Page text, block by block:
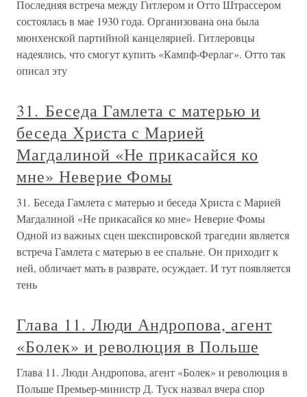
Последняя встреча между Гитлером и Отто Штрассером
состоялась в мае 1930 года. Организована она была
мюнхенской партийной канцелярией. Гитлеровцы
надеялись, что смогут купить «Кампф-Ферлаг». Отто так
описал эту
31. Беседа Гамлета с матерью и
беседа Христа с Марией
Магдалиной «Не прикасайся ко
мне» Неверие Фомы
31. Беседа Гамлета с матерью и беседа Христа с Марией
Магдалиной «Не прикасайся ко мне» Неверие Фомы
Одной из важных сцен шекспировской трагедии является
встреча Гамлета с матерью в ее спальне. Он приходит к
ней, обличает мать в разврате, осуждает. И тут появляется
тень
Глава 11. Люди Андропова, агент
«Болек» и революция в Польше
Глава 11. Люди Андропова, агент «Болек» и революция в
Польше Премьер-министр Д. Туск назвал вчера спор